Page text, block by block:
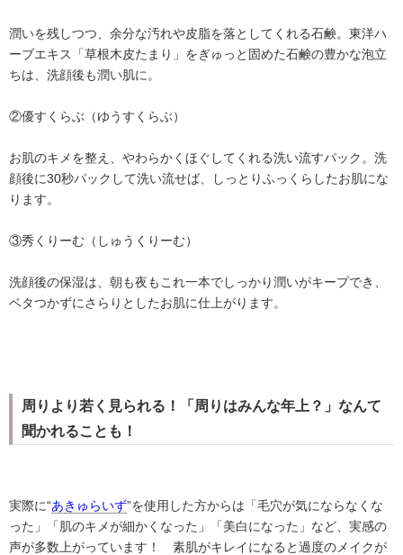
潤いを残しつつ、余分な汚れや皮脂を落としてくれる石鹸。東洋ハ
ーブエキス「草根木皮たまり」をぎゅっと固めた石鹸の豊かな泡立
ちは、洗顔後も潤い肌に。
②優すくらぶ（ゆうすくらぶ）
お肌のキメを整え、やわらかくほぐしてくれる洗い流すパック。洗
顔後に30秒パックして洗い流せば、しっとりふっくらしたお肌にな
ります。
③秀くりーむ（しゅうくりーむ）
洗顔後の保湿は、朝も夜もこれ一本でしっかり潤いがキープでき、
ベタつかずにさらりとしたお肌に仕上がります。
周りより若く見られる！「周りはみんな年上？」なんて
聞かれることも！
実際に“あきゅらいず”を使用した方からは「毛穴が気にならなくな
った」「肌のキメが細かくなった」「美白になった」など、実感の
声が多数上がっています！ 素肌がキレイになると過度のメイクが